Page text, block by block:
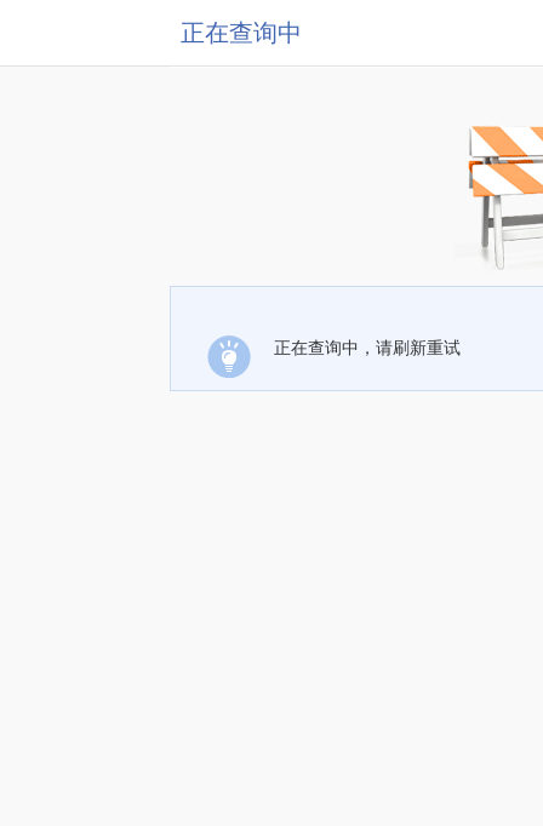
正在查询中
正在查询中，请刷新重试